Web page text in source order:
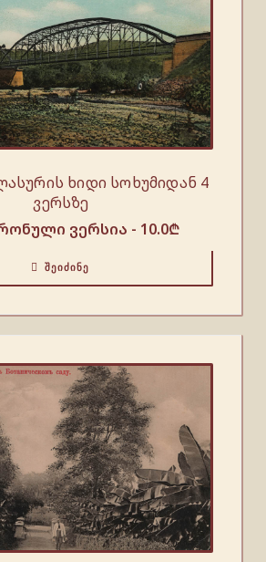
ხიდი სოხუმიდან 4
ვერსზე
ვერსია - 10.0₾
ᲨᲔᲘᲫᲘᲜᲔ